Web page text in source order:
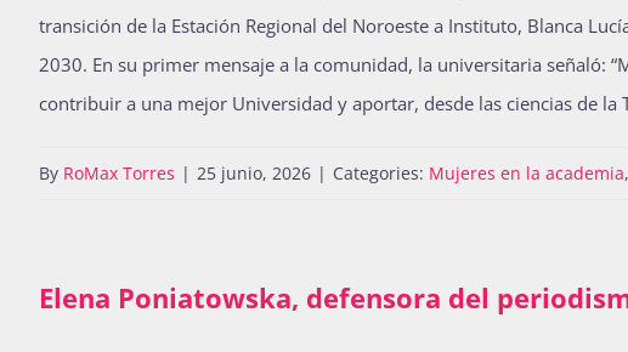
transición de la Estación Regional del Noroeste a Instituto, Blanca
2030. En su primer mensaje a la comunidad, la universitaria señaló:
contribuir a una mejor Universidad y aportar, desde las ciencias de la
By RoMax Torres | 25 junio, 2026 | Categories: Mujeres en la academia,
Elena Poniatowska, defensora del